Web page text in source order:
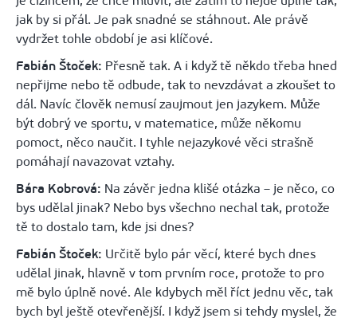
jak by si přál. Je pak snadné se stáhnout. Ale právě
vydržet tohle období je asi klíčové.
Fabián Štoček: Přesně tak. A i když tě někdo třeba hned
nepřijme nebo tě odbude, tak to nevzdávat a zkoušet to
dál. Navíc člověk nemusí zaujmout jen jazykem. Může
být dobrý ve sportu, v matematice, může někomu
pomoct, něco naučit. I tyhle nejazykové věci strašně
pomáhají navazovat vztahy.
Bára Kobrová: Na závěr jedna klišé otázka – je něco, co
bys udělal jinak? Nebo bys všechno nechal tak, protože
tě to dostalo tam, kde jsi dnes?
Fabián Štoček: Určitě bylo pár věcí, které bych dnes
udělal jinak, hlavně v tom prvním roce, protože to pro
mě bylo úplně nové. Ale kdybych měl říct jednu věc, tak
bych byl ještě otevřenější. I když jsem si tehdy myslel, že